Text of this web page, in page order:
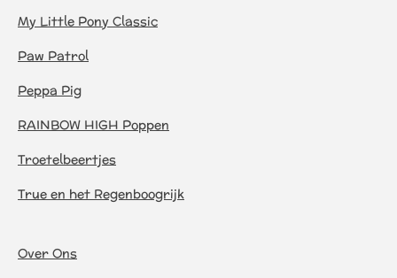
My Little Pony Classic
Paw Patrol
Peppa Pig
RAINBOW HIGH Poppen
Troetelbeertjes
True en het Regenboogrijk
Over Ons